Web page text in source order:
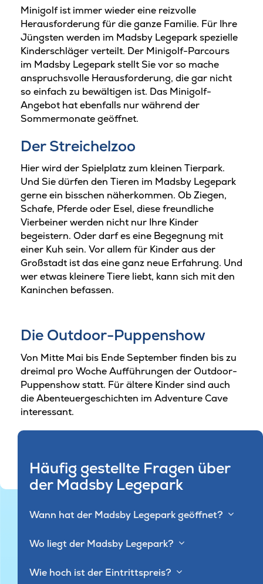
Minigolf ist immer wieder eine reizvolle
Herausforderung für die ganze Familie. Für Ihre
Jüngsten werden im Madsby Legepark spezielle
Kinderschläger verteilt. Der Minigolf-Parcours
im Madsby Legepark stellt Sie vor so mache
anspruchsvolle Herausforderung, die gar nicht
so einfach zu bewältigen ist. Das Minigolf-
Angebot hat ebenfalls nur während der
Sommermonate geöffnet.
Der Streichelzoo
Hier wird der Spielplatz zum kleinen Tierpark.
Und Sie dürfen den Tieren im Madsby Legepark
gerne ein bisschen näherkommen. Ob Ziegen,
Schafe, Pferde oder Esel, diese freundliche
Vierbeiner werden nicht nur Ihre Kinder
begeistern. Oder darf es eine Begegnung mit
einer Kuh sein. Vor allem für Kinder aus der
Großstadt ist das eine ganz neue Erfahrung. Und
wer etwas kleinere Tiere liebt, kann sich mit den
Kaninchen befassen.
Die Outdoor-Puppenshow
Von Mitte Mai bis Ende September finden bis zu
dreimal pro Woche Aufführungen der Outdoor-
Puppenshow statt. Für ältere Kinder sind auch
die Abenteuergeschichten im Adventure Cave
interessant.
Häufig gestellte Fragen über
der Madsby Legepark
Wann hat der Madsby Legepark geöffnet?
Wo liegt der Madsby Legepark?
Wie hoch ist der Eintrittspreis?